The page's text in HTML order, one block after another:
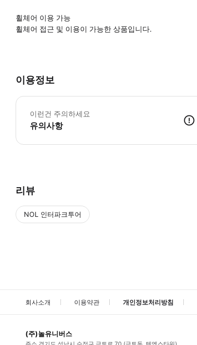
휠체어 이용 가능
휠체어 접근 및 이용이 가능한 상품입니다.
이용정보
이런건 주의하세요
유의사항
리뷰
NOL 인터파크투어
회사소개 이용약관 개인정보처리방침
(주)놀유니버스